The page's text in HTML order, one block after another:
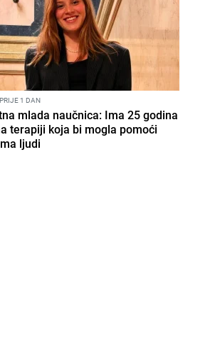
PRIJE 1 DAN
mlada naučnica: Ima 25 godina
terapiji koja bi mogla pomoći
ljudi